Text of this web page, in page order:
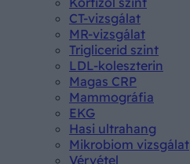
CT-vizsgálat
MR-vizsgálat
Triglicerid szint
LDL-koleszterin
Magas CRP
Mammográfia
EKG
Hasi ultrahang
Mikrobiom vizsgálat
Vérvétel